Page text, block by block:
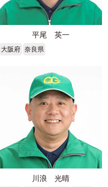
平尾 英一
大阪府 奈良県
川浪 光晴